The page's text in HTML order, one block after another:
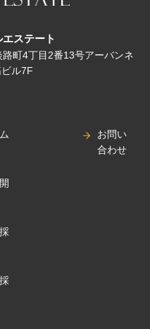
ステート
町4丁目2番13号アーバンネ
ル7F
お問い
合わせ